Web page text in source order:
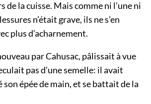
de la cuisse. Mais comme ni l’une ni
n’était grave, ils ne s’en
plus d’acharnement.
par Cahusac, pâlissait à vue
pas d’une semelle: il avait
son épée de main, et se battait de la